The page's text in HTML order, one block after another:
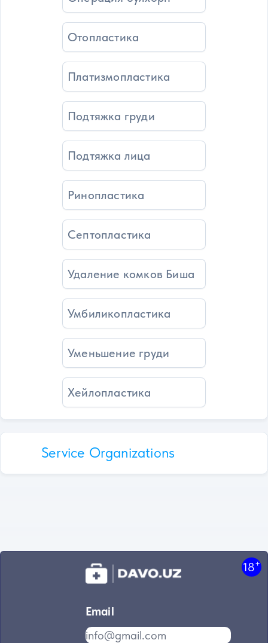
Отопластика
Платизмопластика
Подтяжка груди
Подтяжка лица
Ринопластика
Септопластика
Удаление комков Биша
Умбиликопластика
Уменьшение груди
Хейлопластика
Service Organizations
18+
Email